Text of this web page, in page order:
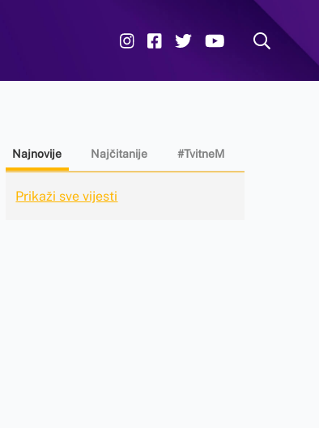
Najnovije Najčitanije #TvitneM
Prikaži sve vijesti